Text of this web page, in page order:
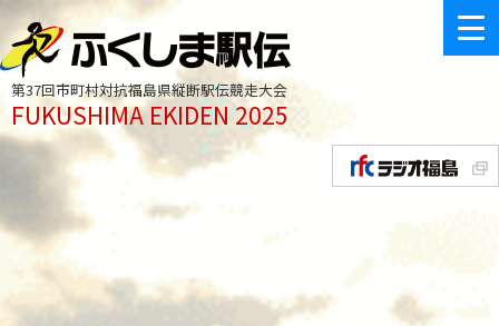
第37回市町村対抗福島県縦断駅伝競走大会
FUKUSHIMA EKIDEN 2025